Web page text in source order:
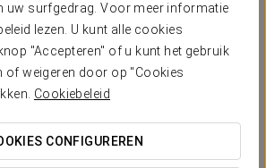
uw surfgedrag. Voor meer informatie
lezen. U kunt alle cookies
"Accepteren" of u kunt het gebruik
of weigeren door op "Cookies
Cookiebeleid
CONFIGUREREN